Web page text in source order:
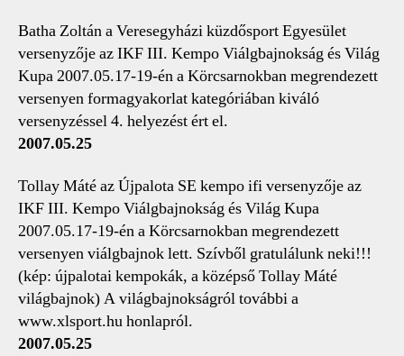
Batha Zoltán a Veresegyházi küzdősport Egyesület
versenyzője az IKF III. Kempo Viálgbajnokság és Világ
Kupa 2007.05.17-19-én a Körcsarnokban megrendezett
versenyen formagyakorlat kategóriában kiváló
versenyzéssel 4. helyezést ért el.
2007.05.25
Tollay Máté az Újpalota SE kempo ifi versenyzője az
IKF III. Kempo Viálgbajnokság és Világ Kupa
2007.05.17-19-én a Körcsarnokban megrendezett
versenyen viálgbajnok lett. Szívből gratulálunk neki!!!
(kép: újpalotai kempokák, a középső Tollay Máté
világbajnok) A világbajnokságról további a
www.xlsport.hu honlapról.
2007.05.25